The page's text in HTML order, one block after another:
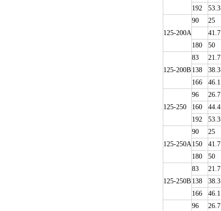
192
53.3
125-200A
90
25
41.7
180
50
125-200B
83
21.7
138
38.3
166
46.1
125-250
96
26.7
160
44.4
192
53.3
125-250A
90
25
150
41.7
180
50
125-250B
83
21.7
138
38.3
166
46.1
96
26.7